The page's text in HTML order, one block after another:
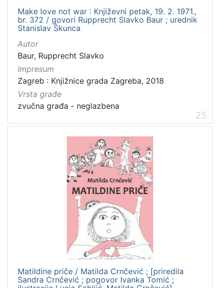
Make love not war : Književni petak, 19. 2. 1971.,
br. 372 / govori Rupprecht Slavko Baur ; urednik
Stanislav Škunca
Autor
Baur, Rupprecht Slavko
Impresum
Zagreb : Knjižnice grada Zagreba, 2018
Vrsta građe
zvučna građa - neglazbena
25
Matildine priče / Matilda Crnčević ; [priredila
Sandra Crnčević ; pogovor Ivanka Tomić ;